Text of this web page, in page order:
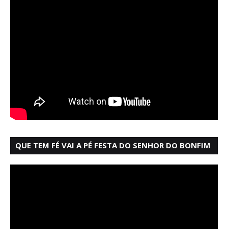
QUE TEM FÉ VAI A PÉ FESTA DO SENHOR DO BONFIM